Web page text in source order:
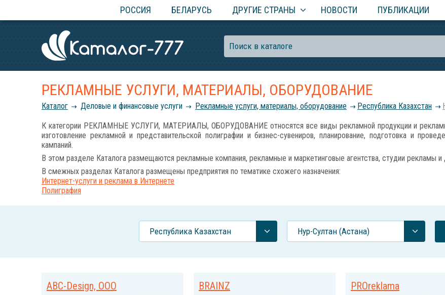
РОССИЯ БЕЛАРУСЬ ДРУГИЕ СТРАНЫ НОВОСТИ ПУБЛИКАЦИИ
РЕКЛАМНЫЕ УСЛУГИ, МАТЕРИАЛЫ, ОБОРУДОВАНИЕ
Каталог Деловые и финансовые услуги Рекламные услуги, материалы, оборудование Республика Казахстан
К категории РЕКЛАМНЫЕ УСЛУГИ, МАТЕРИАЛЫ, ОБОРУДОВАНИЕ относятся все виды рекламной продукции и
изготовление рекламной и представительской полиграфии и бизнес-сувениров, планирование, подготовка и
кампаний.
В этом разделе Каталога размещаются рекламные компания, рекламные и маркетинговые агентства, студии рекламы и
В смежных разделах Каталога размещены предприятия по тематике схожего назначения:
Интернет-услуги и реклама в Интернете
Полиграфия
Республика Казахстан Нур-Султан (Астана)
ABC-Design, ООО BRAINZ PROreklama